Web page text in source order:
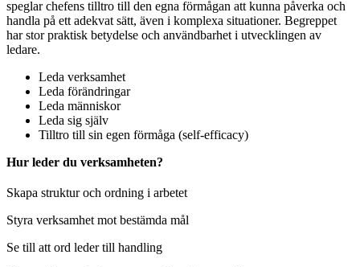
speglar chefens tilltro till den egna förmågan att kunna påverka och
handla på ett adekvat sätt, även i komplexa situationer. Begreppet
har stor praktisk betydelse och användbarhet i utvecklingen av
ledare.
Leda verksamhet
Leda förändringar
Leda människor
Leda sig själv
Tilltro till sin egen förmåga (self-efficacy)
Hur leder du verksamheten?
Skapa struktur och ordning i arbetet
Styra verksamhet mot bestämda mål
Se till att ord leder till handling